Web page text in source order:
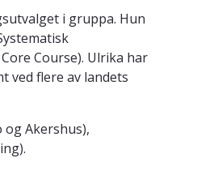
i gruppa. Hun
Course). Ulrika har
ved flere av landets
Akershus),